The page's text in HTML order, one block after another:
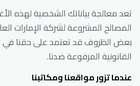
تعد معالجة بياناتك الشخصية لهذه
المصالح المشروعة لشركة الإمارات
بعض الظروف قد تعتمد على حقنا في
القانونية المرفوعة ضدنا.
عندما تزور مواقعنا ومكاتبنا